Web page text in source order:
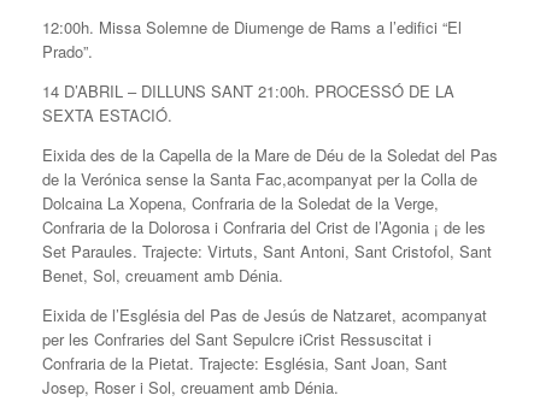
12:00h. Missa Solemne de Diumenge de Rams a l’edifici “El
Prado”.
14 D’ABRIL – DILLUNS SANT 21:00h. PROCESSÓ DE LA
SEXTA ESTACIÓ.
Eixida des de la Capella de la Mare de Déu de la Soledat del Pas
de la Verónica sense la Santa Fac,acompanyat per la Colla de
Dolcaina La Xopena, Confraria de la Soledat de la Verge,
Confraria de la Dolorosa i Confraria del Crist de l’Agonia ¡ de les
Set Paraules. Trajecte: Virtuts, Sant Antoni, Sant Cristofol, Sant
Benet, Sol, creuament amb Dénia.
Eixida de l’Església del Pas de Jesús de Natzaret, acompanyat
per les Confraries del Sant Sepulcre iCrist Ressuscitat i
Confraria de la Pietat. Trajecte: Església, Sant Joan, Sant
Josep, Roser i Sol, creuament amb Dénia.